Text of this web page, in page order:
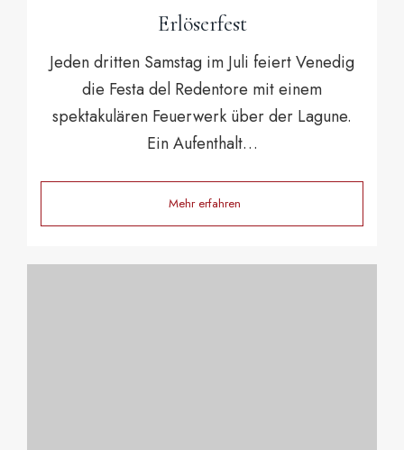
Erlöserfest
Jeden dritten Samstag im Juli feiert Venedig
die Festa del Redentore mit einem
spektakulären Feuerwerk über der Lagune.
Ein Aufenthalt…
Mehr erfahren